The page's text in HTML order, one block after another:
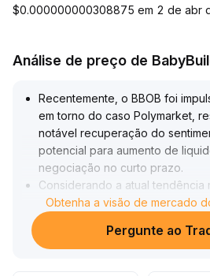
$0.000000000308875 em 2 de abr
Análise de preço de
Recentemente, o BBOB foi
em torno do caso Polymarket,
notável recuperação do
potencial para aumento de
negociação no curto prazo.
Considerando a atual tendência
mercado altista e a expectativa
na indústria, o BBOB possui, no
potencial para reavaliação de
Obtenha a visão de mercado
Pergunte ao